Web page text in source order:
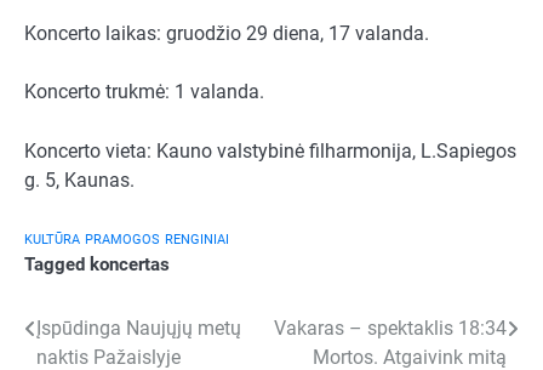
Koncerto laikas: gruodžio 29 diena, 17 valanda.
Koncerto trukmė: 1 valanda.
Koncerto vieta: Kauno valstybinė filharmonija, L.Sapiegos
g. 5, Kaunas.
KULTŪRA PRAMOGOS RENGINIAI
Tagged koncertas
Navigacija
Įspūdinga Naujųjų metų
naktis Pažaislyje
Vakaras – spektaklis 18:34
Mortos. Atgaivink mitą